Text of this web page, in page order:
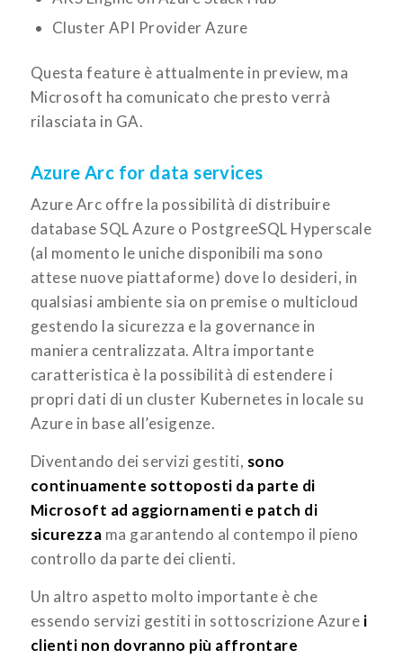
Cluster API Provider Azure
Questa feature è attualmente in preview, ma
Microsoft ha comunicato che presto verrà
rilasciata in GA.
Azure Arc for data services
Azure Arc offre la possibilità di distribuire
database SQL Azure o PostgreeSQL Hyperscale
(al momento le uniche disponibili ma sono
attese nuove piattaforme) dove lo desideri, in
qualsiasi ambiente sia on premise o multicloud
gestendo la sicurezza e la governance in
maniera centralizzata. Altra importante
caratteristica è la possibilità di estendere i
propri dati di un cluster Kubernetes in locale su
Azure in base all’esigenze.
Diventando dei servizi gestiti, sono
continuamente sottoposti da parte di
Microsoft ad aggiornamenti e patch di
sicurezza ma garantendo al contempo il pieno
controllo da parte dei clienti.
Un altro aspetto molto importante è che
essendo servizi gestiti in sottoscrizione Azure i
clienti non dovranno più affrontare